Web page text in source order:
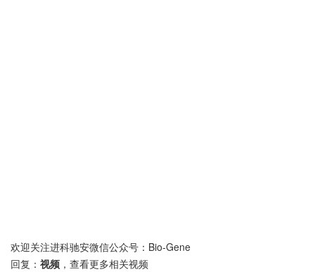
欢迎关注进科驰安微信公众号：Bio-Gene
回复： 视频 ，查看更多相关视频